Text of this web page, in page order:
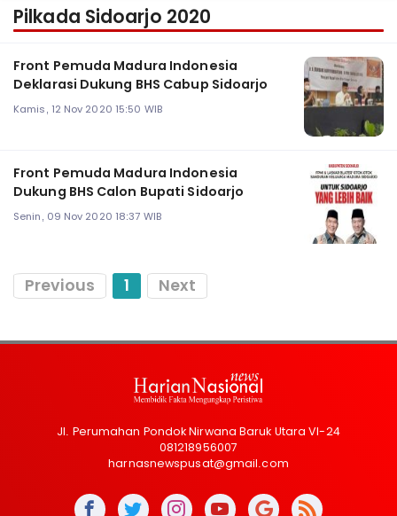
Pilkada Sidoarjo 2020
Front Pemuda Madura Indonesia
Deklarasi Dukung BHS Cabup Sidoarjo
Kamis, 12 Nov 2020 15:50 WIB
Front Pemuda Madura Indonesia
Dukung BHS Calon Bupati Sidoarjo
Senin, 09 Nov 2020 18:37 WIB
Previous 1 Next
Jl. Perumahan Pondok Nirwana Baruk Utara VI-24
081218956007
harnasnewspusat@gmail.com